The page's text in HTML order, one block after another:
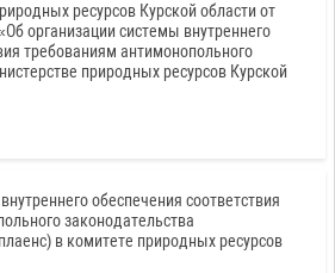
ресурсов Курской области от
организации системы внутреннего
требованиям антимонопольного
природных ресурсов Курской
обеспечения соответствия
законодательства
в комитете природных ресурсов